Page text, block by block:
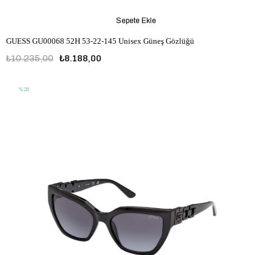
GUESS GU00068 52H 53-22-145 Unisex Güneş Gözlüğü
₺8.188,00
₺10.235,00
Sepete Ekle
%20